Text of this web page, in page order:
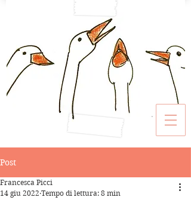
Post
Francesca Picci
14 giu 2022 Tempo di lettura: 8 min